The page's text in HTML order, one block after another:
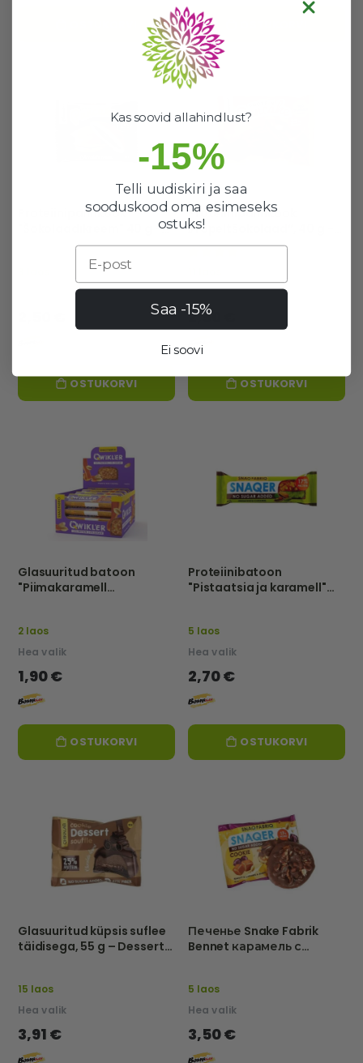
Proteiinipannkook
"Šokolaadikreem" 40 g -
OSTUKORVI
Proteiinipannkook
„Topeltšokolaad“, 40 g -
Bombbar
Hea valik
2,50 €
OSTUKORVI
Glasuuritud batoon
"Piimakaramell
2 laos
Hea valik
1,90 €
OSTUKORVI
Proteiinibatoon
"Pistaatsia ja karamell"
5 laos
Hea valik
2,70 €
OSTUKORVI
Glasuuritud küpsis suflee
täidisega, 55 g – Dessert
15 laos
Hea valik
3,91 €
Печенье Snake Fabrik
Bennet карамель с
5 laos
Hea valik
3,50 €
Kas soovid allahindlust?
-15%
Telli uudiskiri ja saa
sooduskood oma esimeseks
ostuks!
Saa -15%
Ei soovi